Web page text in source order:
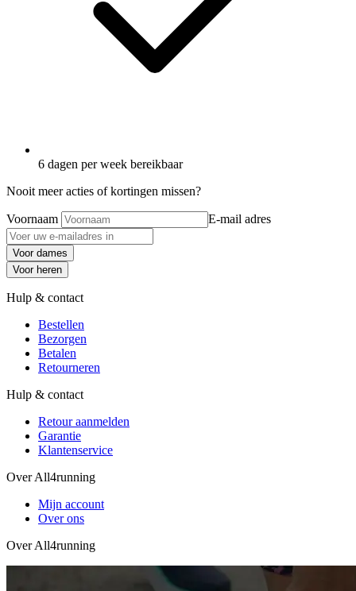
6 dagen per week bereikbaar
Nooit meer acties of kortingen missen?
Voornaam E-mail adres
Voor dames
Voor heren
Hulp & contact
Bestellen
Bezorgen
Betalen
Retourneren
Hulp & contact
Retour aanmelden
Garantie
Klantenservice
Over All4running
Mijn account
Over ons
Over All4running